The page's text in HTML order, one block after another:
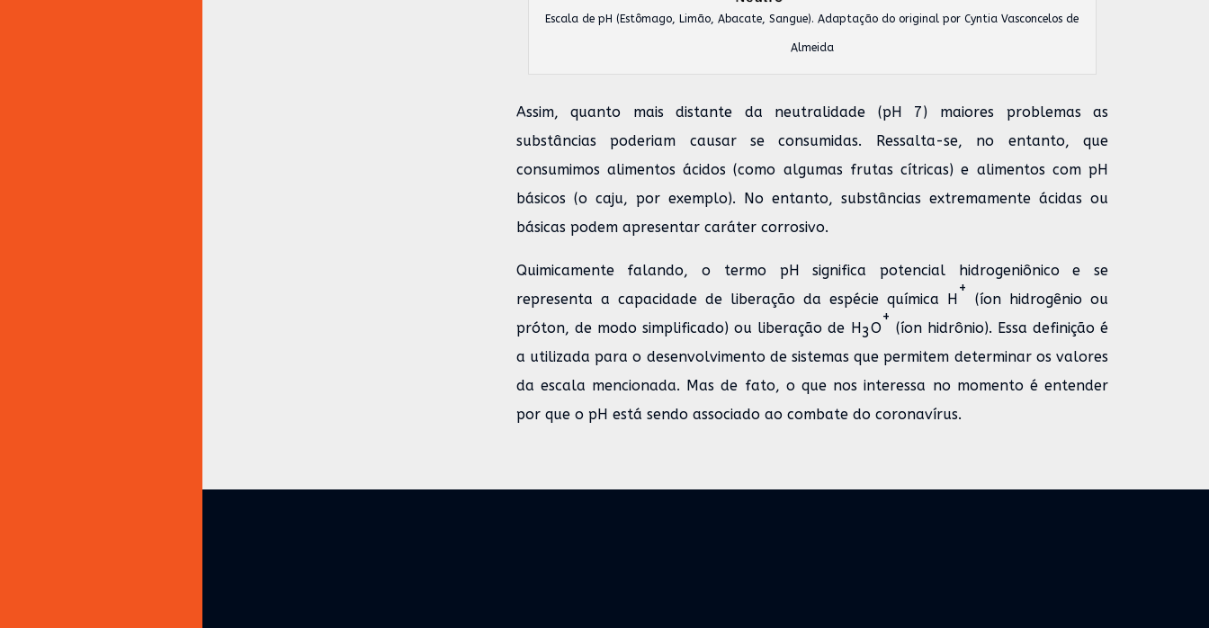
Escala de pH (Estômago, Limão, Abacate, Sangue). Adaptação do original por Cyntia Vasconcelos de
Almeida
Assim, quanto mais distante da neutralidade (pH 7) maiores problemas as
substâncias poderiam causar se consumidas. Ressalta-se, no entanto, que
consumimos alimentos ácidos (como algumas frutas cítricas) e alimentos com pH
básicos (o caju, por exemplo). No entanto, substâncias extremamente ácidas ou
básicas podem apresentar caráter corrosivo.
Quimicamente falando, o termo pH significa potencial hidrogeniônico e se
representa a capacidade de liberação da espécie química H
+
(íon hidrogênio ou
próton, de modo simplificado) ou liberação de H3O
+
(íon hidrônio). Essa definição é
a utilizada para o desenvolvimento de sistemas que permitem determinar os valores
da escala mencionada. Mas de fato, o que nos interessa no momento é entender
por que o pH está sendo associado ao combate do coronavírus.